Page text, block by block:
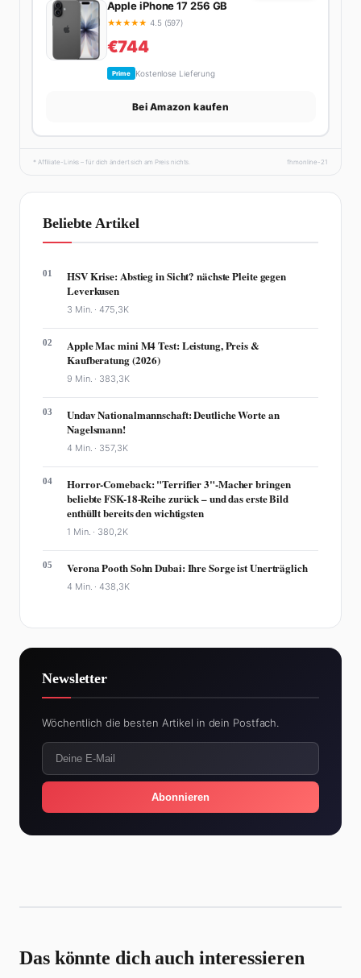
Apple iPhone 17 256 GB
★★★★★ 4.5 (597)
€744
Prime Kostenlose Lieferung
Bei Amazon kaufen
* Affiliate-Links – für dich ändert sich am Preis nichts. fhmonline-21
Beliebte Artikel
01
HSV Krise: Abstieg in Sicht? nächste Pleite gegen
Leverkusen
3 Min. ·475,3K
02
Apple Mac mini M4 Test: Leistung, Preis &
Kaufberatung (2026)
9 Min. · 383,3K
03
Undav Nationalmannschaft: Deutliche Worte an
Nagelsmann!
4 Min. · 357,3K
04
Horror-Comeback: "Terrifier 3"-Macher bringen
beliebte FSK-18-Reihe zurück – und das erste Bild
enthüllt bereits den wichtigsten
1 Min. · 380,2K
05 Verona Pooth Sohn Dubai: Ihre Sorge ist Unerträglich
4 Min. ·438,3K
Newsletter
Wöchentlich die besten Artikel in dein Postfach.
Abonnieren
Das könnte dich auch interessieren